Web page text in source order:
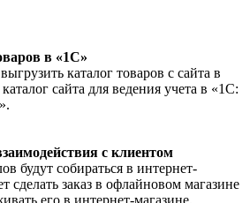
в «1С»
каталог товаров с сайта в
сайта для ведения учета в «1С:
с клиентом
будут собираться в интернет-
сделать заказ в офлайновом магазине
его в интернет-магазине.